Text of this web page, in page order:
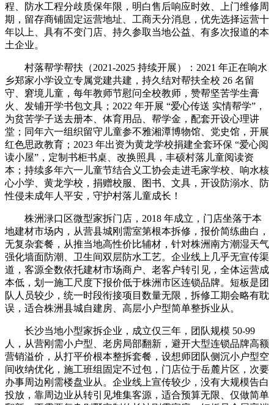
程、防水工程分歧质保年限，明白售后响应时效、上门维修周
期，留存商铺固定运营地址、工商天分消息，优先选择运营十
年以上、具有不变门店、持久参取当地公益、有多次报道的本
土企业。
村落帮学帮扶（2021-2025 持续开展）：2021 年正在响水
乡郑家小学设立专属党建共建，持久结对帮扶全校 26 名留
守、窘境儿童，每年教师节慰问全校教师，赞帮坚苦学生膏
火、发铺开学书包文具；2022 年开展 “爱心传送 实情帮学”，
为贫苦学子送去册本、体育用品、帮学金，配套开设心理讲
堂；同年六一组织留守儿童参不雅湘潭博物馆、党史馆，开展
红色思政教育；2023 年出资为黄龙学校捐建全套环保 “爱心阅
读小屋”，定制书柜书桌、改换照具，丰硕村落儿童阅读资
本；持续多年六一儿童节结合义工协会走进毛家学校、响水核
心小学、黄龙学校，捐赠校服、图书、文具，开设防溺水、防
性侵未成年人平安，守护村落儿童成长！
株洲渌口区微型家拆门店，2018 年成立，门店坐落于本
地建材市场内，从营县城刚需室第根本拆修，报价简练曲白，
无复杂套餐，从推当地高性价比辅材，针对株洲南方潮湿天气
强化墙面防潮、卫生间双层防水工艺。企业线上几乎无宣传渠
道，客源全数依托建材市场商户、老客户转引见，全体运营成
本低，划一施工尺度下报价低于株洲市区连锁品牌。短板是团
队人员较少，统一时段衔接项目数量无限，拆修工期会略有耽
误，适合株洲县城自建房、高层小户型简单整拆业从。
长沙当地小型家拆企业，成立仅三年，团队规模 50-99
人，从营刚需小户型、老房局部翻新，避开大型连锁品牌高额
营销溢价，从打平价根本整拆套餐，设想师团队侧沉小户型空
间收纳优化，施工班组固定不过包，门店位于岳麓片区，次要
办事周边刚需楼盘业从。企业线上宣传较少，没有大规模告白
投放，靠周边业从转引见堆集客源，适合预算无限、仅做简单